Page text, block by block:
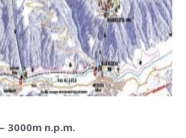
3000m n.p.m.